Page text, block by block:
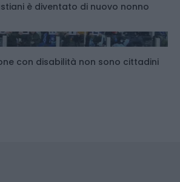
è diventato di nuovo nonno
con disabilità non sono cittadini